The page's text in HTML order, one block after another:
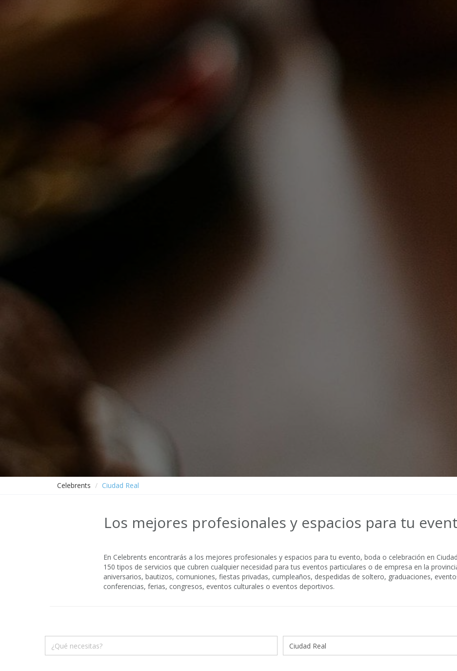
Celebrents Ciudad Real
Los mejores profesionales y espacios para tu
En Celebrents encontrarás a los mejores profesionales y espacios para tu evento, boda o celebración en
150 tipos de servicios que cubren cualquier necesidad para tus eventos particulares o de empresa en la
aniversarios, bautizos, comuniones, fiestas privadas, cumpleaños, despedidas de soltero, graduaciones,
conferencias, ferias, congresos, eventos culturales o eventos deportivos.